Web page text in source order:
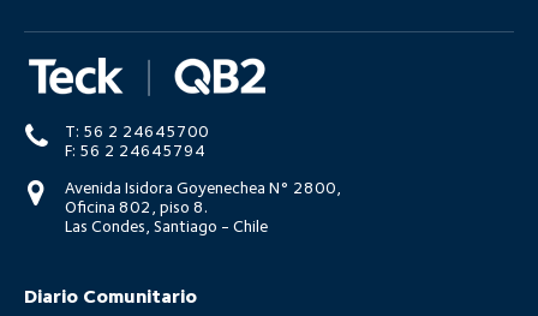
T: 56 2 24645700
F: 56 2 24645794
Avenida Isidora Goyenechea N° 2800,
Oficina 802, piso 8.
Las Condes, Santiago - Chile
Diario Comunitario